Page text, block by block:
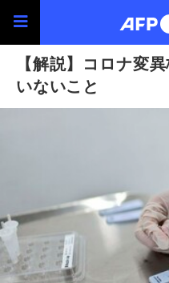
【解説】コロナ変
いないこと